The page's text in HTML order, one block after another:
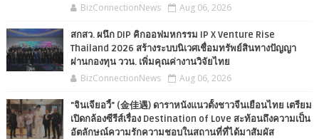
BizConnectionNews Aug 06, 2026
สกสว. ผนึก DIP คิกออฟมหกรรม IP X Venture Rise
Thailand 2026 สร้างระบบนิเวศเชื่อมทรัพย์สินทางปัญญา
ผ่านกองทุน ววน. เพิ่มคุณค่างานวิจัยไทย
BizConnectionNews Aug 06, 2026
"จินเจียอวี้" (金佳遇) ดาราหนังแนวตั้งชาวจีนเยือนไทย เตรียม
เปิดกล้องซีรีส์เรื่อง Destination of Love สะท้อนถึงความเป็น
อัตลักษณ์ความรักความชอบในสถานที่ที่ได้มาสัมผัส